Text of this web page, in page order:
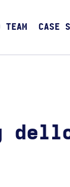
TEAM CASE